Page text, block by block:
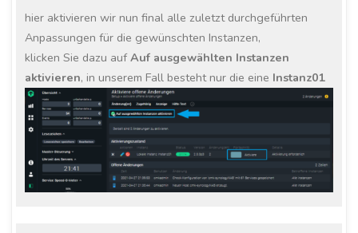
hier aktivieren wir nun final alle zuletzt durchgeführten
Anpassungen für die gewünschten Instanzen,
klicken Sie dazu aufAuf ausgewählten Instanzen
aktivieren, in unserem Fall besteht nur die eine Instanz01